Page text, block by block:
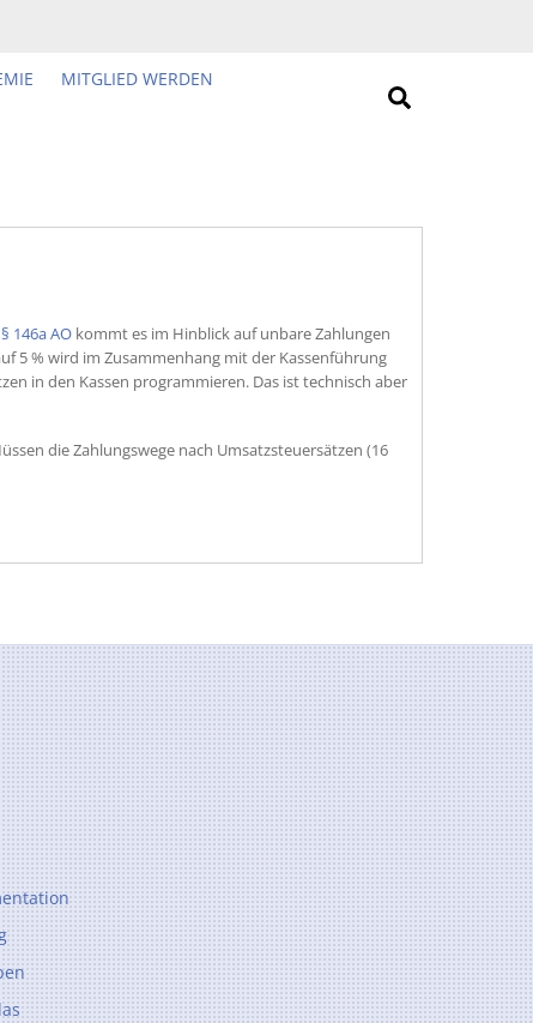
MITGLIED WERDEN
§ 146a AO kommt es im Hinblick auf unbare Zahlungen
5 % wird im Zusammenhang mit der Kassenführung
in den Kassen programmieren. Das ist technisch aber
die Zahlungswege nach Umsatzsteuersätzen (16